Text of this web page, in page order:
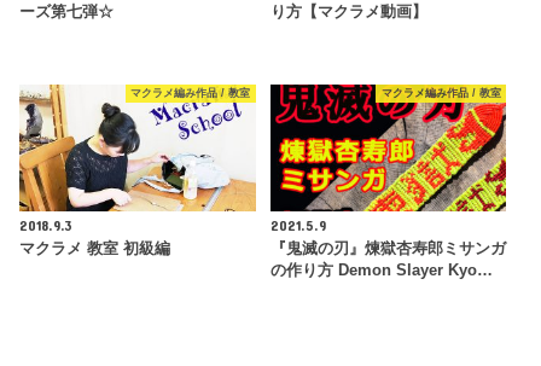
ーズ第七弾☆
り方【マクラメ動画】
マクラメ編み作品 / 教室
2018.9.3
マクラメ 教室 初級編
マクラメ編み作品 / 教室
2021.5.9
『鬼滅の刃』煉獄杏寿郎ミサンガ
の作り方 Demon Slayer Kyo…